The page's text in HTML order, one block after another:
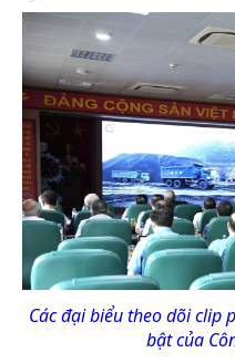
Các đại biểu theo dõi clip
bật của